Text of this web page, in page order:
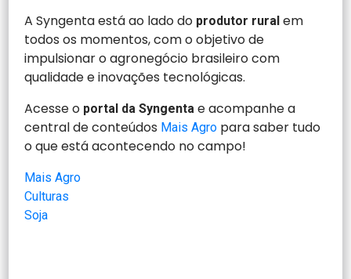
A Syngenta está ao lado do produtor rural em
todos os momentos, com o objetivo de
impulsionar o agronegócio brasileiro com
qualidade e inovações tecnológicas.
Acesse o portal da Syngenta e acompanhe a
central de conteúdos Mais Agro para saber tudo
o que está acontecendo no campo!
Mais Agro
Culturas
Soja